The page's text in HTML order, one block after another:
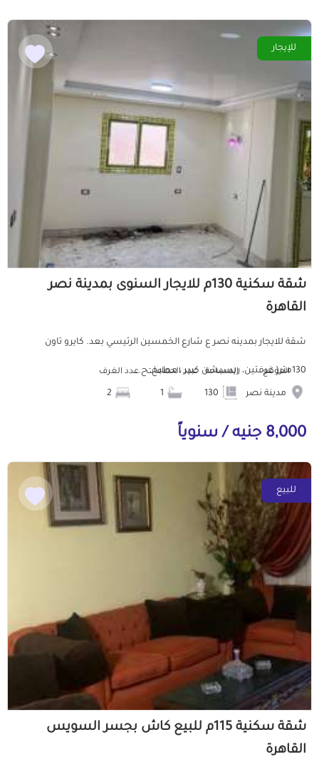
للإيجار
شقة سكنية 130م للايجار السنوى بمدينة نصر
القاهرة
شقة للايجار بمدينه نصر ع شارع الخمسين الرئيسي بعد. كايرو تاون
130متر( غرفتين، ريسبشن كبير ، مطبخ، ح... الموقع
مدينة نصر
المساحة عدد الحمامات عدد الغرف
8,000 جنيه / سنوياً
للبيع
شقة سكنية 115م للبيع كاش بجسر السويس
القاهرة